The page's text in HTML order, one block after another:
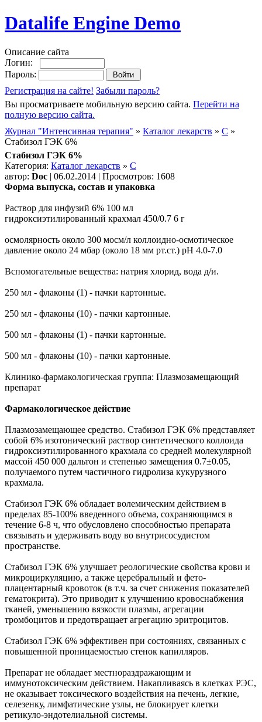
Datalife Engine Demo
Описание сайта
Логин:
Пароль:
Регистрация на сайте! Забыли пароль?
Вы просматриваете мобильную версию сайта. Перейти на
полную версию сайта.
Журнал "Интенсивная терапия" » Каталог лекарств » C »
Стабизол ГЭК 6%
Стабизол ГЭК 6%
Категория: Каталог лекарств » C
автор: Doc | 06.02.2014 | Просмотров: 1608
Форма выпуска, состав и упаковка
Раствор для инфузий 6% 100 мл
гидроксиэтилированный крахмал 450/0.7 6 г
осмолярность около 300 мосм/л коллоидно-осмотическое
давление около 24 мбар (около 18 мм рт.ст.) рН 4.0-7.0
Вспомогательные вещества: натрия хлорид, вода д/и.
250 мл - флаконы (1) - пачки картонные.
250 мл - флаконы (10) - пачки картонные.
500 мл - флаконы (1) - пачки картонные.
500 мл - флаконы (10) - пачки картонные.
Клинико-фармакологическая группа: Плазмозамещающий
препарат
Фармакологическое действие
Плазмозамещающее средство. Стабизол ГЭК 6% представляет
собой 6% изотонический раствор синтетического коллоида
гидроксиэтилированного крахмала со средней молекулярной
массой 450 000 дальтон и степенью замещения 0.7±0.05,
получаемого путем частичного гидролиза кукурузного
крахмала.
Стабизол ГЭК 6% обладает волемическим действием в
пределах 85-100% введенного объема, сохраняющимся в
течение 6-8 ч, что обусловлено способностью препарата
связывать и удерживать воду во внутрисосудистом
пространстве.
Стабизол ГЭК 6% улучшает реологические свойства крови и
микроциркуляцию, а также церебральный и фето-
плацентарный кровоток (в т.ч. за счет снижения показателей
гематокрита). Это приводит к улучшению кровоснабжения
тканей, уменьшению вязкости плазмы, агрегации
тромбоцитов и предотвращает агрегацию эритроцитов.
Стабизол ГЭК 6% эффективен при состояниях, связанных с
повышенной проницаемостью стенок капилляров.
Препарат не обладает местнораздражающим и
иммунотоксическим действием. Накапливаясь в клетках РЭС,
не оказывает токсического воздействия на печень, легкие,
селезенку, лимфатические узлы, не блокирует клетки
ретикуло-эндотелиальной системы.